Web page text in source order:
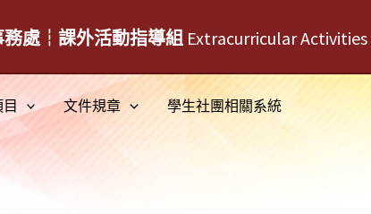
務處┆課外活動指導組 Extracurricular Activities
文件規章 學生社團相關系統